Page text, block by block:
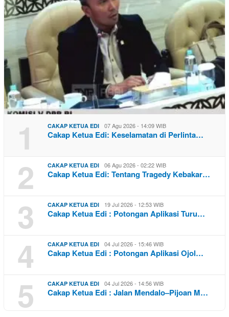
1 CAKAP KETUA EDI 07 Agu 2026 - 14:09 WIB
Cakap Ketua Edi: Keselamatan di Perlinta…
2 CAKAP KETUA EDI 06 Agu 2026 - 02:22 WIB
Cakap Ketua Edi: Tentang Tragedy Kebakar…
3 CAKAP KETUA EDI 19 Jul 2026 - 12:53 WIB
Cakap Ketua Edi : Potongan Aplikasi Turu…
4 CAKAP KETUA EDI 04 Jul 2026 - 15:46 WIB
Cakap Ketua Edi : Potongan Aplikasi Ojol…
5 CAKAP KETUA EDI 04 Jul 2026 - 14:56 WIB
Cakap Ketua Edi : Jalan Mendalo–Pijoan M…